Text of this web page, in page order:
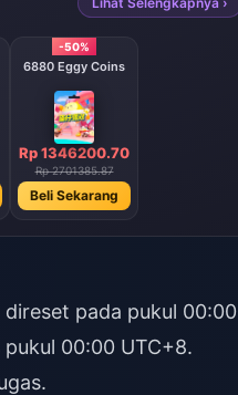
-50%
6880 Eggy Coins
Rp 1346200.70
Rp 2701385.87
Beli Sekarang
pada pukul 00:00
00:00 UTC+8.